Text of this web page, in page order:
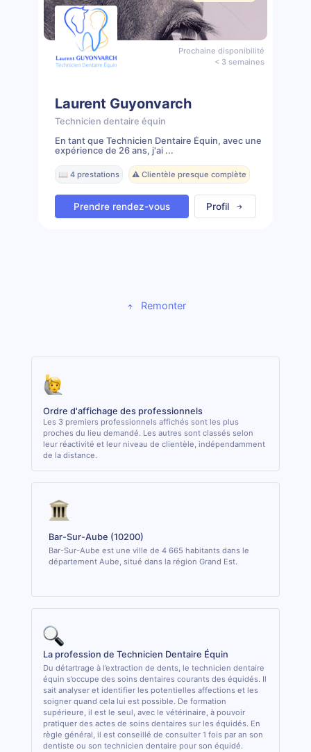
Prochaine disponibilité
< 3 semaines
Laurent Guyonvarch
Technicien dentaire équin
En tant que Technicien Dentaire Équin, avec une
expérience de 26 ans, j'ai ...
📖 4 prestations ⚠️ Clientèle presque complète
Prendre rendez-vous Profil
Remonter
Ordre d'affichage des professionnels
Les 3 premiers professionnels affichés sont les plus
proches du lieu demandé. Les autres sont classés selon
leur réactivité et leur niveau de clientèle, indépendamment
de la distance.
Bar-Sur-Aube (10200)
Bar-Sur-Aube est une ville de 4 665 habitants dans le
département Aube, situé dans la région Grand Est.
La profession de Technicien Dentaire Équin
Du détartrage à l’extraction de dents, le technicien dentaire
équin s’occupe des soins dentaires courants des équidés. Il
sait analyser et identifier les potentielles affections et les
soigner quand cela lui est possible. De formation
supérieure, il est le seul, avec le vétérinaire, à pouvoir
pratiquer des actes de soins dentaires sur les équidés. En
règle général, il est conseillé de consulter 1 fois par an son
dentiste ou son technicien dentaire pour son équidé.